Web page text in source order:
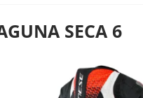
SECA 6